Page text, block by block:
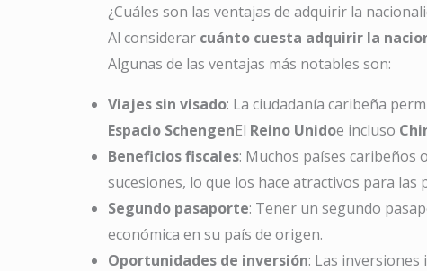
¿Cuáles son las ventajas de adquirir la
Al considerar cuánto cuesta adquirir la
Algunas de las ventajas más notables son:
Viajes sin visado: La ciudadanía caribeña
Espacio SchengenEl Reino Unidoe incluso
Beneficios fiscales: Muchos países caribeños
sucesiones, lo que los hace atractivos para
Segundo pasaporte: Tener un segundo
económica en su país de origen.
Oportunidades de inversión: Las